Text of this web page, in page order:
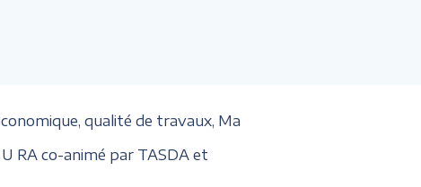
qualité de travaux, Ma
U RA co-animé par TASDA et